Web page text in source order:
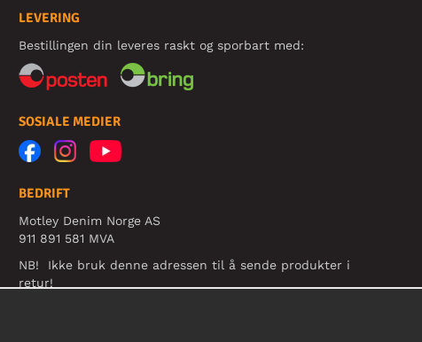
LEVERING
Bestillingen din leveres raskt og sporbart med:
SOSIALE MEDIER
BEDRIFT
Motley Denim Norge AS
911 891 581 MVA
NB! Ikke bruk denne adressen til å sende produkter i
retur!